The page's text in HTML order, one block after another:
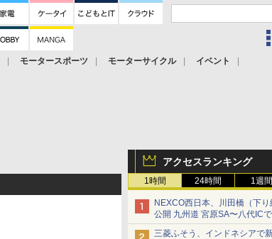
モータースポーツ モーターサイクル
イベント
アクセスランキング
1時間 24時間 1週間
NEXCO西日本、川田橋（下
公開 九州道 宮原SA〜八代IC
車両を通行可能に
三菱ふそう、インドネシアで